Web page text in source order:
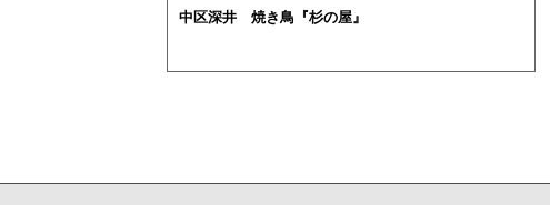
中区深井 焼き鳥『杉の屋』